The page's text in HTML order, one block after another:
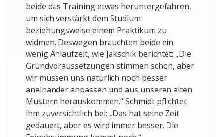
beide das Training etwas heruntergefahren,
um sich verstärkt dem Studium
beziehungsweise einem Praktikum zu
widmen. Deswegen brauchten beide ein
wenig Anlaufzeit, wie Jakschik berichtet: „Die
Grundvoraussetzungen stimmen schon, aber
wir müssen uns natürlich noch besser
aneinander anpassen und aus unseren alten
Mustern herauskommen.“ Schmidt pflichtet
ihm zuversichtlich bei: „Das hat seine Zeit
gedauert, aber es wird immer besser. Die